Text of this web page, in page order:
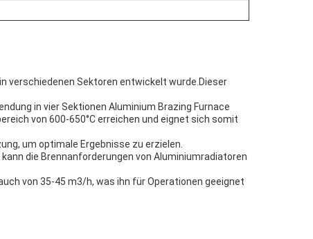
verschiedenen Sektoren entwickelt wurde.Dieser
in vier Sektionen Aluminium Brazing Furnace
von 600-650°C erreichen und eignet sich somit
um optimale Ergebnisse zu erzielen.
die Brennanforderungen von Aluminiumradiatoren
von 35-45 m3/h, was ihn für Operationen geeignet